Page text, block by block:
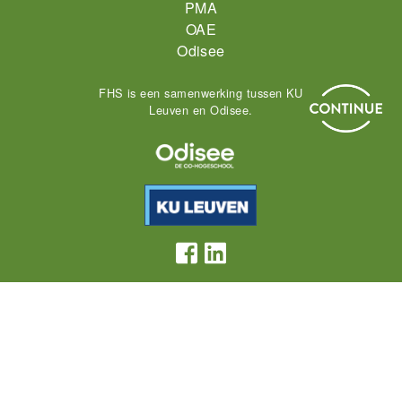
PMA
OAE
Odisee
FHS is een samenwerking tussen KU
Leuven en Odisee.